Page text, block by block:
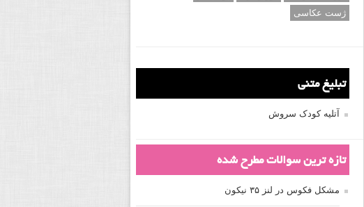
ژست عکاسی
تبلیغ متنی
آتلیه کودک سروش
تازه ترین سوالات مطرح شده
مشکل فکوس در لنز ۳۵ نیکون